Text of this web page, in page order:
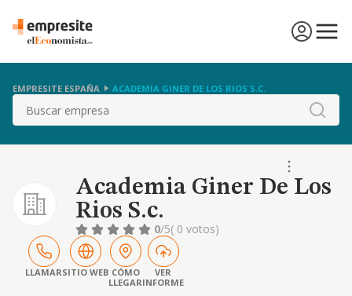
EMPRESITE ESPAÑA ACADEMIA GINER DE LOS RIOS S.C.
Buscar
Academia Giner De Los
Rios S.c.
0/5( 0 votos)
LLAMARSITIO WEB CÓMO
LLEGAR
VER
INFORME